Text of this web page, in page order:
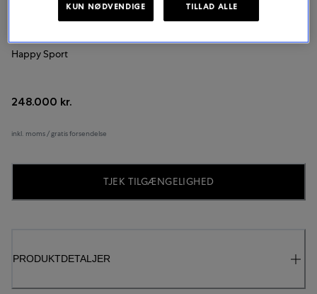
Chopard
Happy Sport
248.000 kr.
inkl. moms / gratis forsendelse
TJEK TILGÆNGELIGHED
PRODUKTDETALJER
KUN NØDVENDIGE TILLAD ALLE